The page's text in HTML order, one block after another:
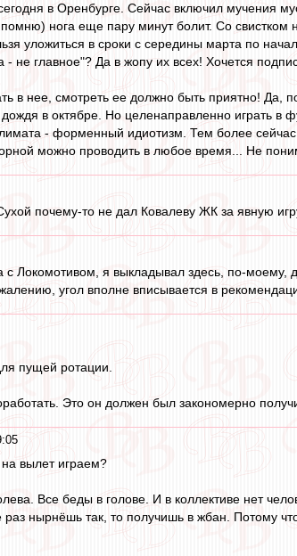
в Оренбурге. Сейчас включил мучения
нога еще пару минут болит. Со свистком
уложиться в сроки с середины марта по
- не главное"? Да в жопу их всех! Хочется
в нее, смотреть ее должно быть приятно! Да,
в октябре. Но целенаправленно играть в
- форменный идиотизм. Тем более
можно проводить в любое время... Не
почему-то не дал Ковалеву ЖК за явную
с Локомотивом, я выкладывал здесь, по-моему,
угол вполне вписывается в
пущей ротации.
Это он должен был закономерно
вылет играем?
Все беды в голове. И в коллективе нет
нырнёшь так, то получишь в жбан. Потому